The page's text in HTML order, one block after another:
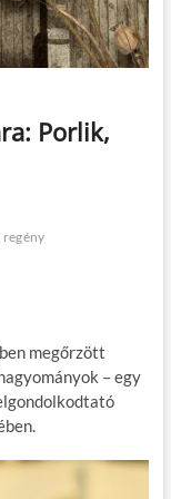
Porlik,
regény
megőrzött
– egy